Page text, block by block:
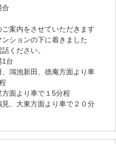
合
ご案内をさせていただきます
ションの下に着きました
ください。
台
、鴻池新田、徳庵方面より車
方面より車で１5分程
見、大東方面より車で２０分